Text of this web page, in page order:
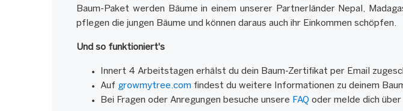
Baum-Paket werden Bäume in einem unserer Partnerländer Nepal,
pflegen die jungen Bäume und können daraus auch ihr Einkommen schöpfen.
Und so funktioniert's
Innert 4 Arbeitstagen erhälst du dein Baum-Zertifikat per Email
Auf growmytree.com findest du weitere Informationen zu deinem
Bei Fragen oder Anregungen besuche unsere FAQ oder melde dich über